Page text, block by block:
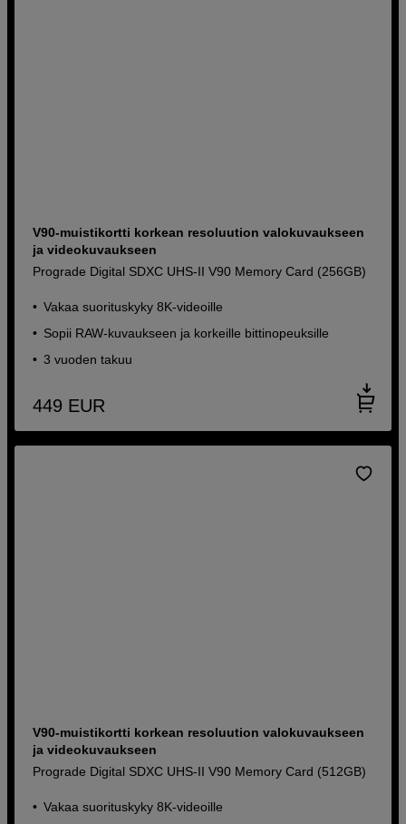
V90-muistikortti korkean resoluution valokuvaukseen
ja videokuvaukseen
Prograde Digital SDXC UHS-II V90 Memory Card (256GB)
Vakaa suorituskyky 8K-videoille
Sopii RAW-kuvaukseen ja korkeille bittinopeuksille
3 vuoden takuu
449 EUR
V90-muistikortti korkean resoluution valokuvaukseen
ja videokuvaukseen
Prograde Digital SDXC UHS-II V90 Memory Card (512GB)
Vakaa suorituskyky 8K-videoille